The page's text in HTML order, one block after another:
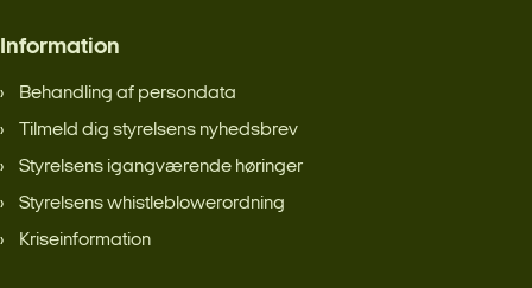
Information
Behandling af persondata
Tilmeld dig styrelsens nyhedsbrev
Styrelsens igangværende høringer
Styrelsens whistleblowerordning
Kriseinformation